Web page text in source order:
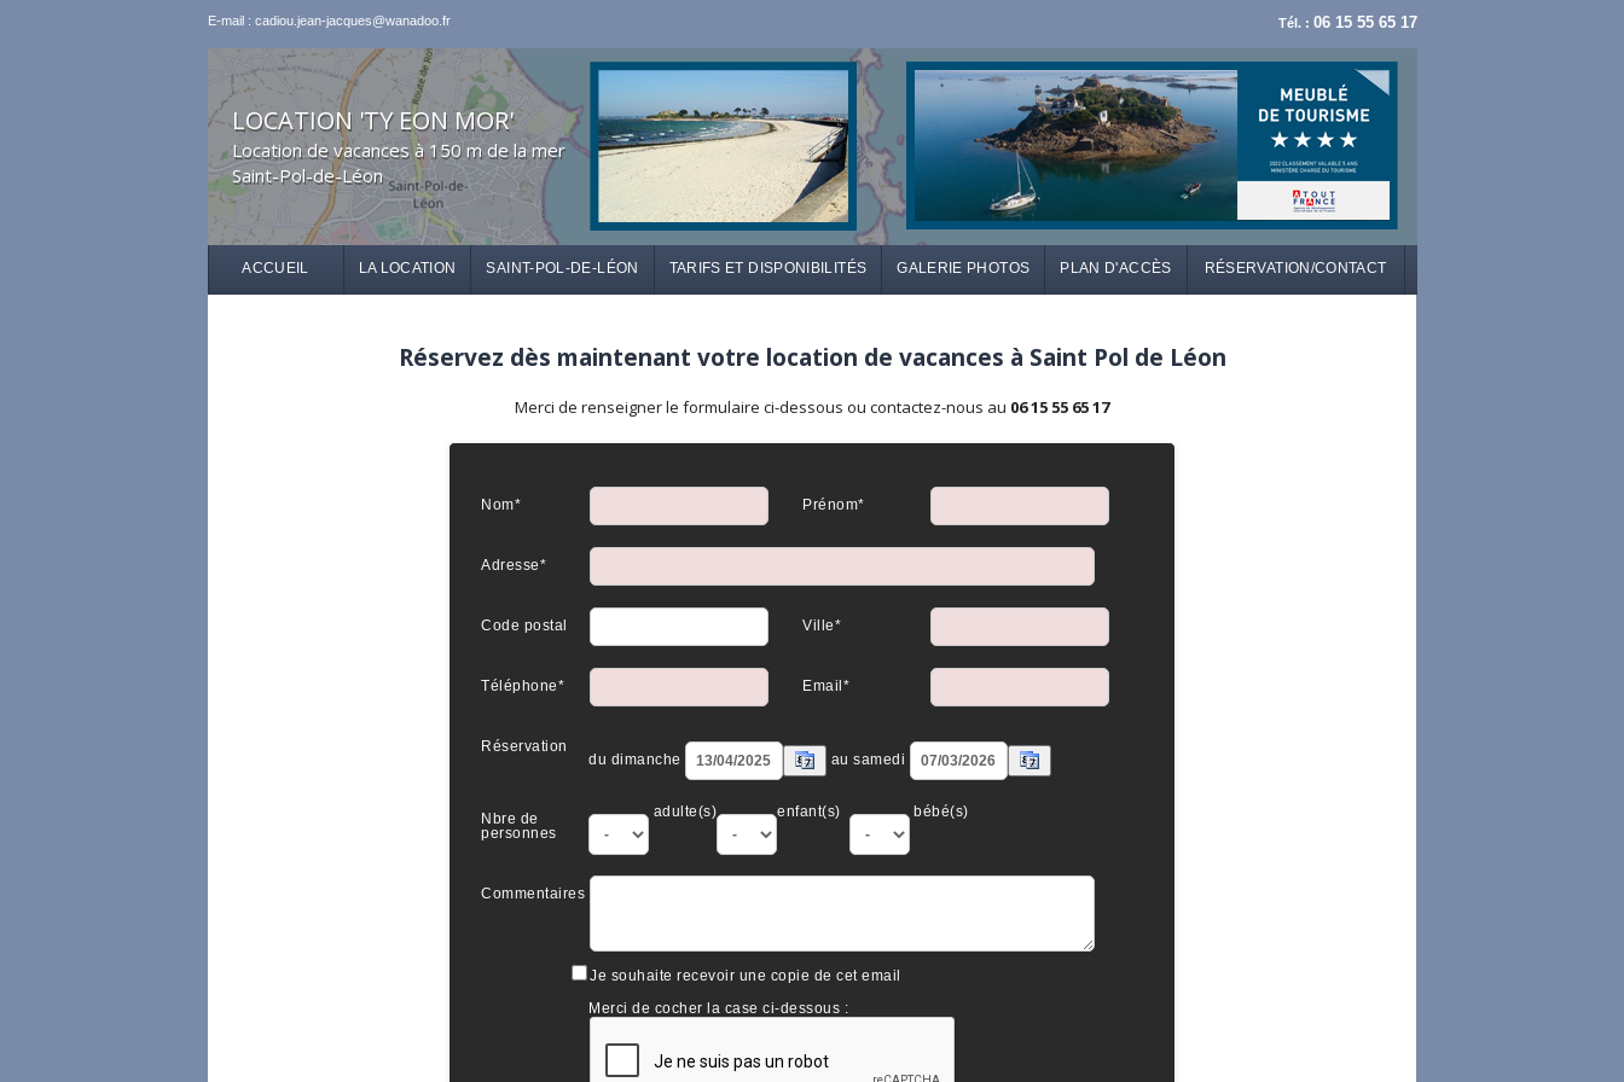
E-mail : cadiou.jean-jacques@wanadoo.fr Tél. : 06 15 55 65 17
LOCATION 'TY EON MOR'
Location de vacances à 150 m de la mer
Saint-Pol-de-Léon
ACCUEIL LA LOCATION SAINT-POL-DE-LÉON TARIFS ET DISPONIBILITÉS GALERIE PHOTOS PLAN D'ACCÈS RÉSERVATION/CONTACT
Réservez dès maintenant votre location de vacances à Saint Pol de Léon
Merci de renseigner le formulaire ci-dessous ou contactez-nous au 06 15 55 65 17
Nom* Prénom*
Adresse*
Code postal Ville*
Téléphone* Email*
Réservation
du dimanche au samedi
Nbre de
personnes
adulte(s) enfant(s) bébé(s)
Commentaires
Je souhaite recevoir une copie de cet email
Merci de cocher la case ci-dessous :